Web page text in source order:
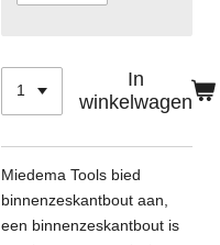
In
winkelwagen
Miedema Tools bied
binnenzeskantbout aan,
een binnenzeskantbout is